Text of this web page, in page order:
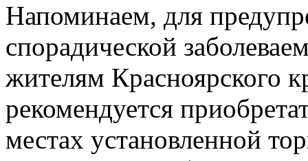
Напоминаем, для
спорадической
жителям Красноярского
рекомендуется
местах установленной